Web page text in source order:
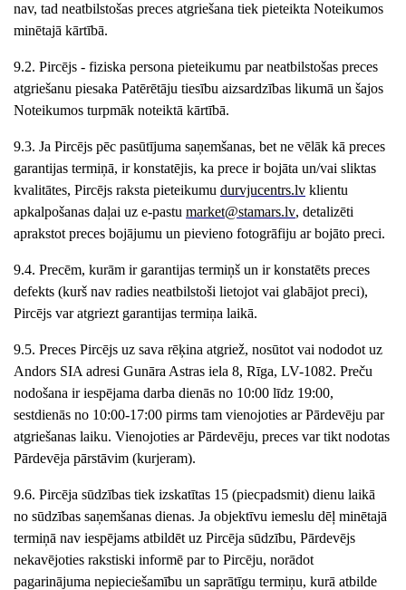
nav, tad neatbilstošas preces atgriešana tiek pieteikta Noteikumos
minētajā kārtībā.
9.2. Pircējs - fiziska persona pieteikumu par neatbilstošas preces
atgriešanu piesaka Patērētāju tiesību aizsardzības likumā un šajos
Noteikumos turpmāk noteiktā kārtībā.
9.3. Ja Pircējs pēc pasūtījuma saņemšanas, bet ne vēlāk kā preces
garantijas termiņā, ir konstatējis, ka prece ir bojāta un/vai sliktas
kvalitātes, Pircējs raksta pieteikumu durvjucentrs.lv klientu
apkalpošanas daļai uz e-pastu market@stamars.lv, detalizēti
aprakstot preces bojājumu un pievieno fotogrāfiju ar bojāto preci.
9.4. Precēm, kurām ir garantijas termiņš un ir konstatēts preces
defekts (kurš nav radies neatbilstoši lietojot vai glabājot preci),
Pircējs var atgriezt garantijas termiņa laikā.
9.5. Preces Pircējs uz sava rēķina atgriež, nosūtot vai nododot uz
Andors SIA adresi Gunāra Astras iela 8, Rīga, LV-1082. Preču
nodošana ir iespējama darba dienās no 10:00 līdz 19:00,
sestdienās no 10:00-17:00 pirms tam vienojoties ar Pārdevēju par
atgriešanas laiku. Vienojoties ar Pārdevēju, preces var tikt nodotas
Pārdevēja pārstāvim (kurjeram).
9.6. Pircēja sūdzības tiek izskatītas 15 (piecpadsmit) dienu laikā
no sūdzības saņemšanas dienas. Ja objektīvu iemeslu dēļ minētajā
termiņā nav iespējams atbildēt uz Pircēja sūdzību, Pārdevējs
nekavējoties rakstiski informē par to Pircēju, norādot
pagarinājuma nepieciešamību un saprātīgu termiņu, kurā atbilde